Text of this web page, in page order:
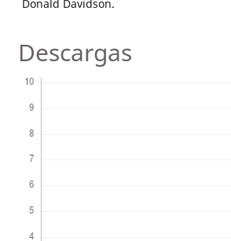
Donald Davidson.
Descargas